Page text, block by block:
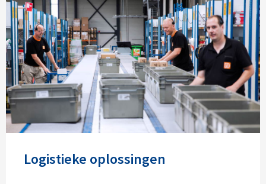
Logistieke oplossingen